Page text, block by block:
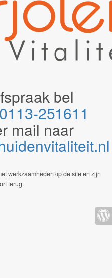
bel
0113-251611
mail naar
werkzaamheden op de site en zijn
terug.